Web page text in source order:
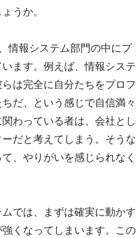
うか。
情報システム部門の中にプ
ます。例えば、情報システ
は完全に自分たちをプロフ
だ、という感じで自信満々
わっている者は、会社とし
だと考えてしまう。そうな
、やりがいを感じられなく
では、まずは確実に動かす
くなってしまいます。この